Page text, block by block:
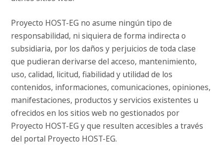
Proyecto HOST-EG no asume ningún tipo de
responsabilidad, ni siquiera de forma indirecta o
subsidiaria, por los daños y perjuicios de toda clase
que pudieran derivarse del acceso, mantenimiento,
uso, calidad, licitud, fiabilidad y utilidad de los
contenidos, informaciones, comunicaciones, opiniones,
manifestaciones, productos y servicios existentes u
ofrecidos en los sitios web no gestionados por
Proyecto HOST-EG y que resulten accesibles a través
del portal Proyecto HOST-EG.